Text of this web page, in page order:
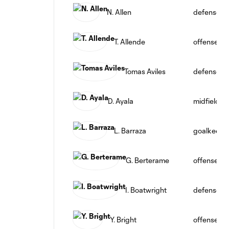
N. Allen defense
T. Allende offense
Tomas Aviles defense
D. Ayala midfield
L. Barraza
G. Berterame offense
I. Boatwright defense
Y. Bright offense